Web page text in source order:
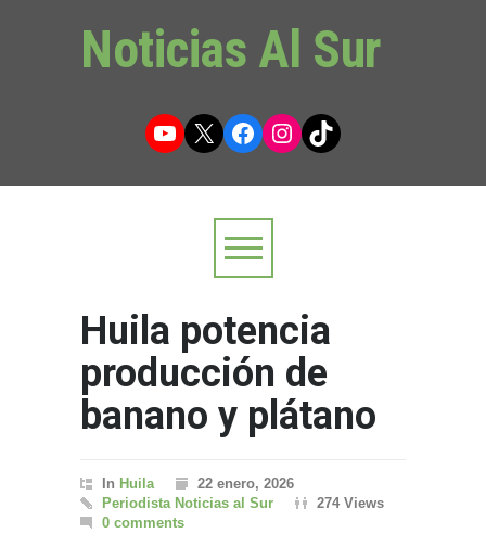
Noticias Al Sur
YouTube
X Facebook
Instagram
TikTok
Huila potencia
producción de
banano y plátano
In Huila
22 enero, 2026
Periodista Noticias al Sur
274 Views
0 comments